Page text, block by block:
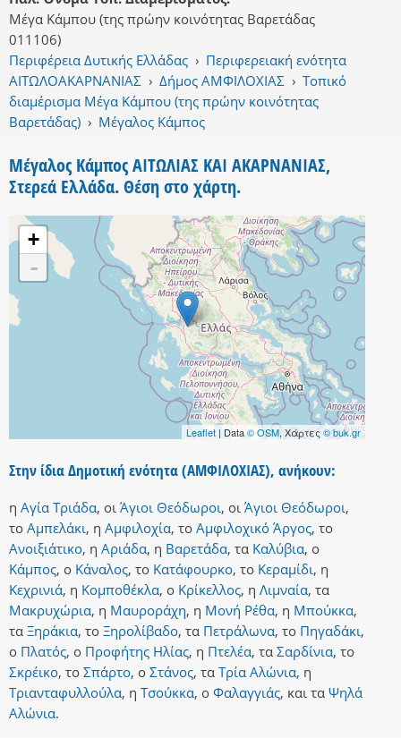
Μέγα Κάμπου (της πρώην κοινότητας Βαρετάδας
011106)
Περιφέρεια Δυτικής Ελλάδας › Περιφερειακή ενότητα
ΑΙΤΩΛΟΑΚΑΡΝΑΝΙΑΣ › Δήμος ΑΜΦΙΛΟΧΙΑΣ › Τοπικό
διαμέρισμα Μέγα Κάμπου (της πρώην κοινότητας
Βαρετάδας) › Μέγαλος Κάμπος
Μέγαλος Κάμπος ΑΙΤΩΛΙΑΣ ΚΑΙ ΑΚΑΡΝΑΝΙΑΣ,
Στερεά Ελλάδα. Θέση στο χάρτη.
+
-
Leaflet | Data© OSM, Χάρτες© buk.gr
Στην ίδια Δημοτική ενότητα (ΑΜΦΙΛΟΧΙΑΣ), ανήκουν:
η Αγία Τριάδα, οι Άγιοι Θεόδωροι, οι Άγιοι Θεόδωροι,
το Αμπελάκι, η Αμφιλοχία, το Αμφιλοχικό Άργος, το
Ανοιξιάτικο, η Αριάδα, η Βαρετάδα, τα Καλύβια, ο
Κάμπος, ο Κάναλος, το Κατάφουρκο, το Κεραμίδι, η
Κεχρινιά, η Κομποθέκλα, ο Κρίκελλος, η Λιμναία, τα
Μακρυχώρια, η Μαυροράχη, η Μονή Ρέθα, η Μπούκκα,
τα Ξηράκια, το Ξηρολίβαδο, τα Πετράλωνα, το Πηγαδάκι,
ο Πλατός, ο Προφήτης Ηλίας, η Πτελέα, τα Σαρδίνια, το
Σκρέικο, το Σπάρτο, ο Στάνος, τα Τρία Αλώνια, η
Τριανταφυλλούλα, η Τσούκκα, ο Φαλαγγιάς, και τα Ψηλά
Αλώνια.